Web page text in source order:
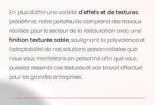
En plus d'offrir une variété d'effets et de textures
prédéfinis, notre portefeuille comprend des travaux
réalisés pour le secteur de la restauration avec une
finition texturée sable, soulignant la polyvalence et
l'adaptabilité de nos solutions personnalisées que
nous vous montrerons en personne afin que vous
puissiez ressentir ces textures et voir travail effectué
pour les grandes entreprises.